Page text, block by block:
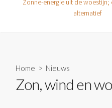
Zonne-energie uit de woestijn;
alternatief
Home > Nieuws
Zon, wind en